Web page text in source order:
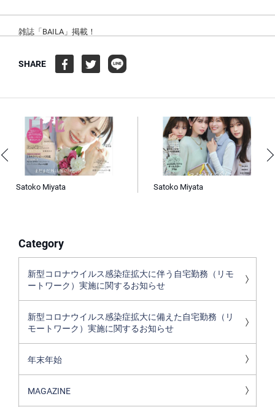
雑誌「BAILA」掲載！
SHARE
Satoko Miyata Satoko Miyata
Category
新型コロナウイルス感染症拡大に伴う自宅勤務（リモ
ートワーク）実施に関するお知らせ
新型コロナウイルス感染症拡大に備えた自宅勤務（リ
モートワーク）実施に関するお知らせ
年末年始
MAGAZINE